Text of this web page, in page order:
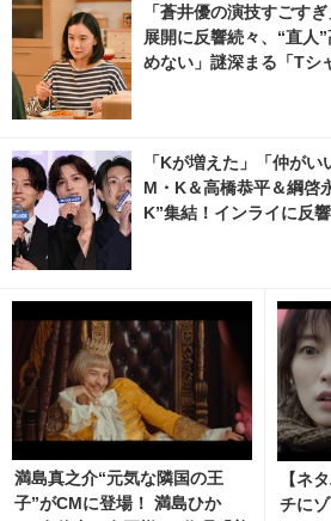
「蒼井優の演技すごす
展開に反響続々、“直人
めない」謎深まる「Tシ
「Kが増えた」「仲が
M・K＆高橋恭平＆綱啓
K”集結！インライに反響
満島真之介“元気な隣国の王
子”がCMに登場！ 満島ひか
【ネ
チに